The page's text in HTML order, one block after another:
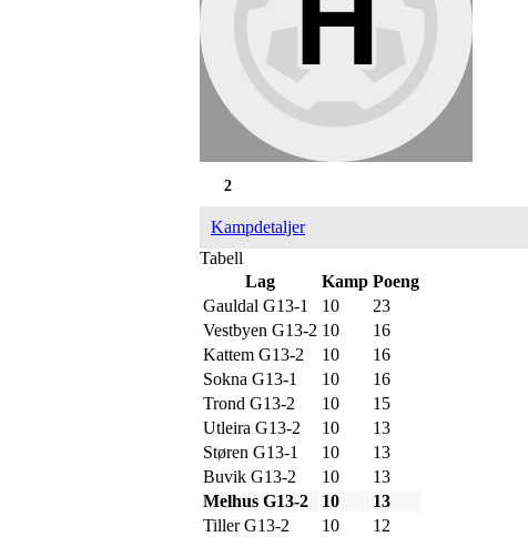
2
Kampdetaljer
Tabell
Lag
Kamp Poeng
Gauldal G13-1
10
23
Vestbyen G13-2 10
16
Kattem G13-2
10
16
Sokna G13-1
10
16
Trond G13-2
10
15
Utleira G13-2
10
13
Støren G13-1
10
13
Buvik G13-2
10
13
Melhus G13-2
10
13
Tiller G13-2
10 12